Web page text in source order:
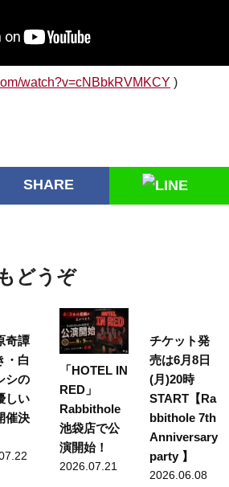
watch?v=cNBbkRVMKCY )
SHARE
どうぞ
奇譚
・白
シの
しい
催決
「HOTEL IN
RED」
Rabbithole
池袋店で公
演開始！
2026.07.21
チケット発
売は6月8日
(月)20時
START【Ra
bbithole 7th
Anniversary
party 】
2026.06.08